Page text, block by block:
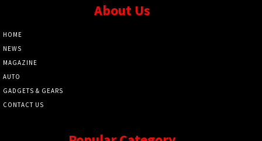
About Us
HOME
NEWS
MAGAZINE
AUTO
GADGETS & GEARS
CONTACT US